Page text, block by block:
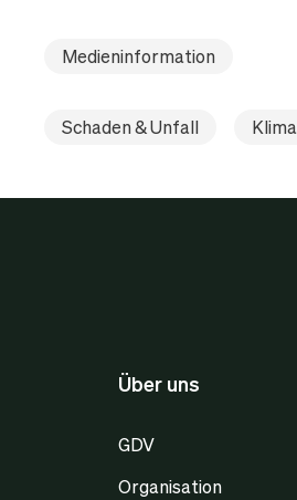
Medieninformation
Schaden & Unfall Klima
Über uns
GDV
Organisation